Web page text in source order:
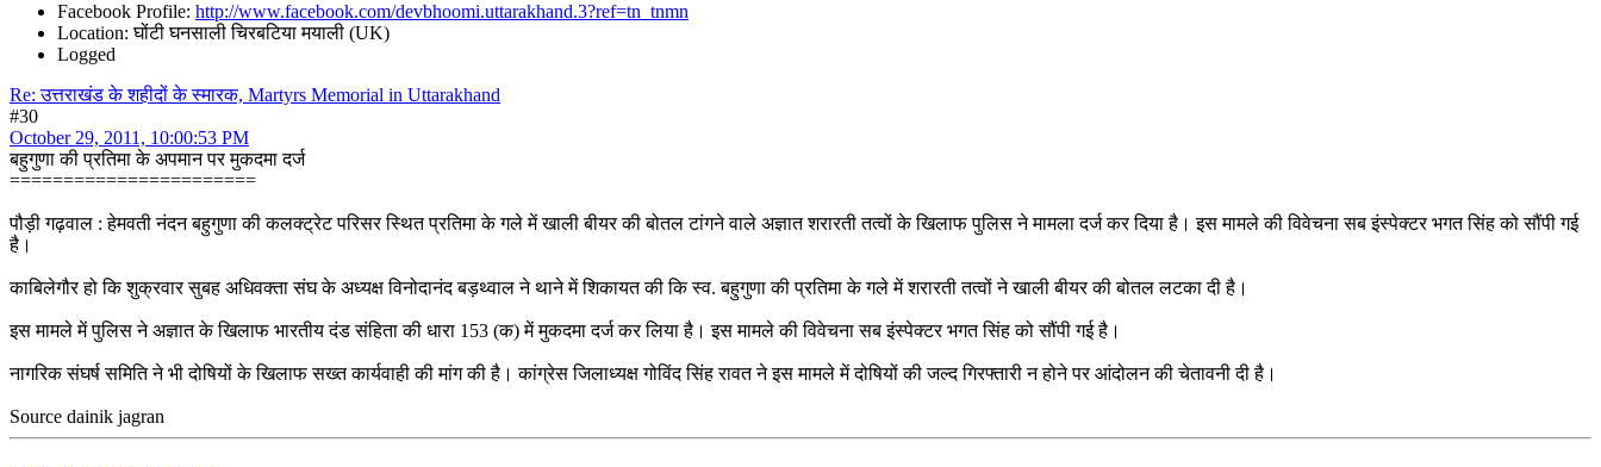
Facebook Profile: http://www.facebook.com/devbhoomi.uttarakhand.3?ref=tn_tnmn
Location: घोंटी घनसाली चिरबटिया मयाली (UK)
Logged
Re: उत्तराखंड के शहीदों के स्मारक, Martyrs Memorial in Uttarakhand
#30
October 29, 2011, 10:00:53 PM
बहुगुणा की प्रतिमा के अपमान पर मुकदमा दर्ज
=======================
पौड़ी गढ़वाल : हेमवती नंदन बहुगुणा की कलक्ट्रेट परिसर स्थित प्रतिमा के गले में खाली बीयर की बोतल टांगने वाले अज्ञात शरारती तत्वों के खिलाफ पुलिस ने मामला दर्ज कर दिया है। इस मामले की विवेचना सब इंस्पेक्टर भगत सिंह को सौंपी गई
है।
काबिलेगौर हो कि शुक्रवार सुबह अधिवक्ता संघ के अध्यक्ष विनोदानंद बड़थ्वाल ने थाने में शिकायत की कि स्व. बहुगुणा की प्रतिमा के गले में शरारती तत्वों ने खाली बीयर की बोतल लटका दी है।
इस मामले में पुलिस ने अज्ञात के खिलाफ भारतीय दंड संहिता की धारा 153 (क) में मुकदमा दर्ज कर लिया है। इस मामले की विवेचना सब इंस्पेक्टर भगत सिंह को सौंपी गई है।
नागरिक संघर्ष समिति ने भी दोषियों के खिलाफ सख्त कार्यवाही की मांग की है। कांग्रेस जिलाध्यक्ष गोविंद सिंह रावत ने इस मामले में दोषियों की जल्द गिरफ्तारी न होने पर आंदोलन की चेतावनी दी है।
Source dainik jagran